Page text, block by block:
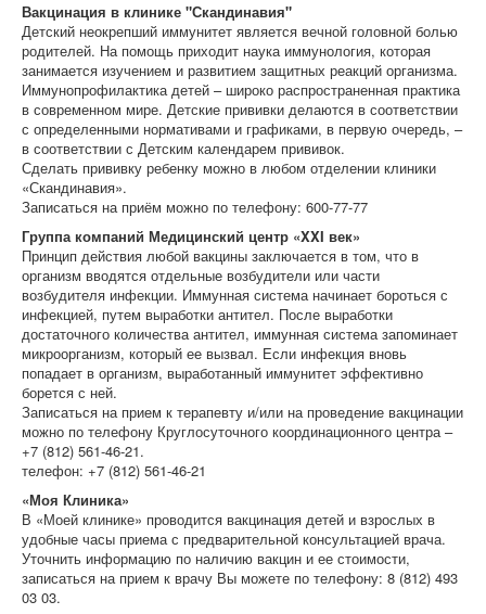
Вакцинация в клинике "Скандинавия"
Детский неокрепший иммунитет является вечной головной болью
родителей. На помощь приходит наука иммунология, которая
занимается изучением и развитием защитных реакций организма.
Иммунопрофилактика детей – широко распространенная практика
в современном мире. Детские прививки делаются в соответствии
с определенными нормативами и графиками, в первую очередь, –
в соответствии с Детским календарем прививок.
Сделать прививку ребенку можно в любом отделении клиники
«Скандинавия».
Записаться на приём можно по телефону: 600-77-77
Группа компаний Медицинский центр «XXI век»
Принцип действия любой вакцины заключается в том, что в
организм вводятся отдельные возбудители или части
возбудителя инфекции. Иммунная система начинает бороться с
инфекцией, путем выработки антител. После выработки
достаточного количества антител, иммунная система запоминает
микроорганизм, который ее вызвал. Если инфекция вновь
попадает в организм, выработанный иммунитет эффективно
борется с ней.
Записаться на прием к терапевту и/или на проведение вакцинации
можно по телефону Круглосуточного координационного центра –
+7 (812) 561-46-21.
телефон: +7 (812) 561-46-21
«Моя Клиника»
В «Моей клинике» проводится вакцинация детей и взрослых в
удобные часы приема с предварительной консультацией врача.
Уточнить информацию по наличию вакцин и ее стоимости,
записаться на прием к врачу Вы можете по телефону: 8 (812) 493
03 03.